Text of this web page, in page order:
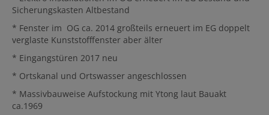
Sicherungskasten Altbestand
* Fenster im OG ca. 2014 großteils erneuert im EG doppelt
verglaste Kunststofffenster aber älter
* Eingangstüren 2017 neu
* Ortskanal und Ortswasser angeschlossen
* Massivbauweise Aufstockung mit Ytong laut Bauakt
ca.1969